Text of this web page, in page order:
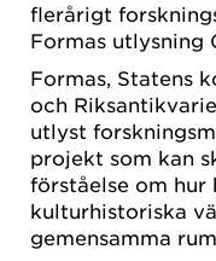
flerårigt
Formas utlysning
Formas, Statens
och
utlyst
projekt som kan
förståelse om hur
kulturhistoriska
gemensamma